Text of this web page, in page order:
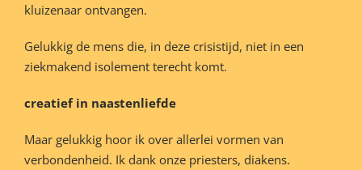
kluizenaar ontvangen.
Gelukkig de mens die, in deze crisistijd, niet in een
ziekmakend isolement terecht komt.
creatief in naastenliefde
Maar gelukkig hoor ik over allerlei vormen van
verbondenheid. Ik dank onze priesters, diakens.